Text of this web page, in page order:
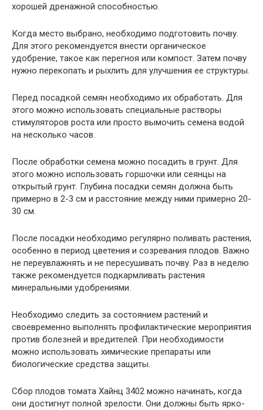
хорошей дренажной способностью.
Когда место выбрано, необходимо подготовить почву.
Для этого рекомендуется внести органическое
удобрение, такое как перегноя или компост. Затем почву
нужно перекопать и рыхлить для улучшения ее структуры.
Перед посадкой семян необходимо их обработать. Для
этого можно использовать специальные растворы
стимуляторов роста или просто вымочить семена водой
на несколько часов.
После обработки семена можно посадить в грунт. Для
этого можно использовать горшочки или сеянцы на
открытый грунт. Глубина посадки семян должна быть
примерно в 2-3 см и расстояние между ними примерно 20-
30 см.
После посадки необходимо регулярно поливать растения,
особенно в период цветения и созревания плодов. Важно
не переувлажнять и не пересушивать почву. Раз в неделю
также рекомендуется подкармливать растения
минеральными удобрениями.
Необходимо следить за состоянием растений и
своевременно выполнять профилактические мероприятия
против болезней и вредителей. При необходимости
можно использовать химические препараты или
биологические средства защиты.
Сбор плодов томата Хайнц 3402 можно начинать, когда
они достигнут полной зрелости. Они должны быть ярко-